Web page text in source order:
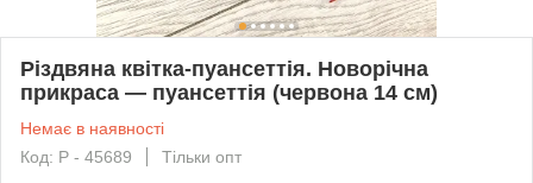
Різдвяна квітка-пуансеттія. Новорічна
прикраса — пуансеттія (червона 14 см)
Немає в наявності
Код: P - 45689
Тільки опт